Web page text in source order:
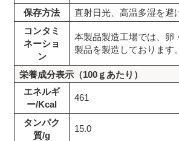
保存方法
直射日光、高温多湿を避
コンタミ
ネーショ
ン
本製品製造工場では、卵
製品を製造しております。
栄養成分表示（100ｇあたり）
エネルギ
ー/Kcal
461
タンパク
質/g
15.0